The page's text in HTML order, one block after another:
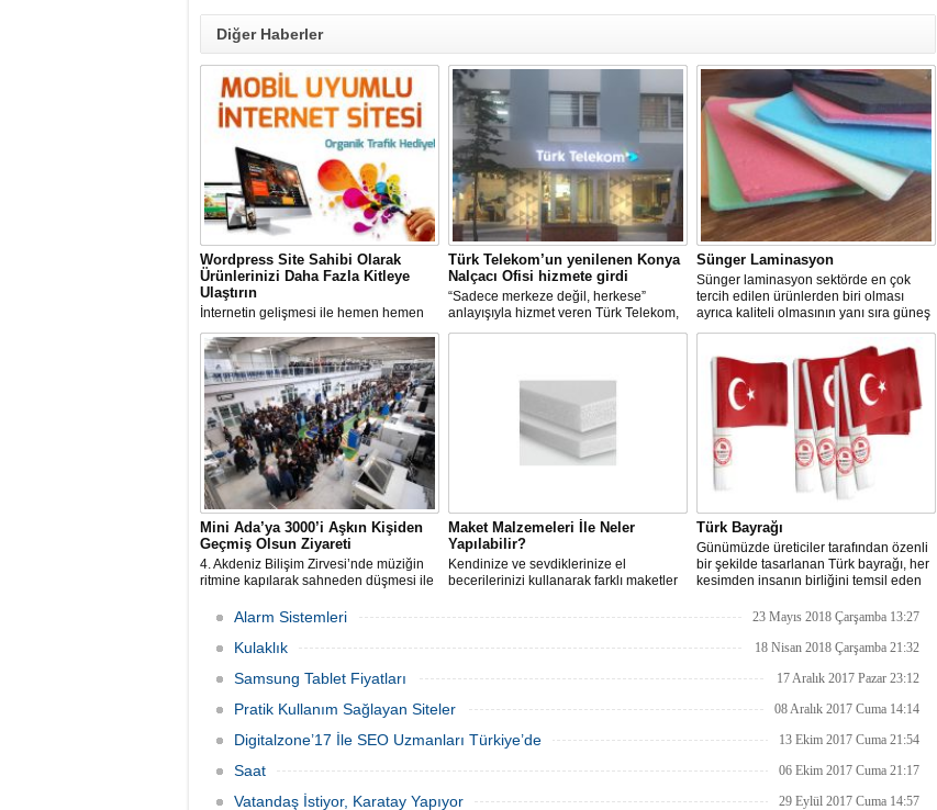
Diğer Haberler
Wordpress Site Sahibi Olarak
Ürünlerinizi Daha Fazla Kitleye
Ulaştırın
İnternetin gelişmesi ile hemen hemen
tüm iş yeri sahipleri web sitesi sahibi
olmuş ve ürünlerini daha hızlı bir
şekilde kullanıcı kitlesine ulaştırmayı
amaçlamışlardır.
Türk Telekom’un yenilenen Konya
Nalçacı Ofisi hizmete girdi
“Sadece merkeze değil, herkese”
anlayışıyla hizmet veren Türk Telekom,
yenilenen Konya Nalçacı Ofisini
ve mimari açıdan yenilendi.
Sünger Laminasyon
Sünger laminasyon sektörde en çok
tercih edilen ürünlerden biri olması
ayrıca kaliteli olmasının yanı sıra güneş
ışınlarına da oldukça dayanıklıdır.
Mini Ada’ya 3000’i Aşkın Kişiden
Geçmiş Olsun Ziyareti
4. Akdeniz Bilişim Zirvesi’nde müziğin
ritmine kapılarak sahneden düşmesi ile
insansı robot Mini Ada’ya “geçmiş
binlerce kişi de düzenlenen
buluştu.
Maket Malzemeleri İle Neler
Yapılabilir?
Kendinize ve sevdiklerinize el
becerilerinizi kullanarak farklı maketler
yapmak için malzemeleri internetten
Türk Bayrağı
Günümüzde üreticiler tarafından özenli
bir şekilde tasarlanan Türk bayrağı, her
kesimden insanın birliğini temsil eden
Alarm Sistemleri 23 Mayıs 2018 Çarşamba 13:27
Kulaklık 18 Nisan 2018 Çarşamba 21:32
Samsung Tablet Fiyatları 17 Aralık 2017 Pazar 23:12
Pratik Kullanım Sağlayan Siteler 08 Aralık 2017 Cuma 14:14
Digitalzone’17 İle SEO Uzmanları Türkiye’de 13 Ekim 2017 Cuma 21:54
Saat 06 Ekim 2017 Cuma 21:17
Vatandaş İstiyor, Karatay Yapıyor 29 Eylül 2017 Cuma 14:57